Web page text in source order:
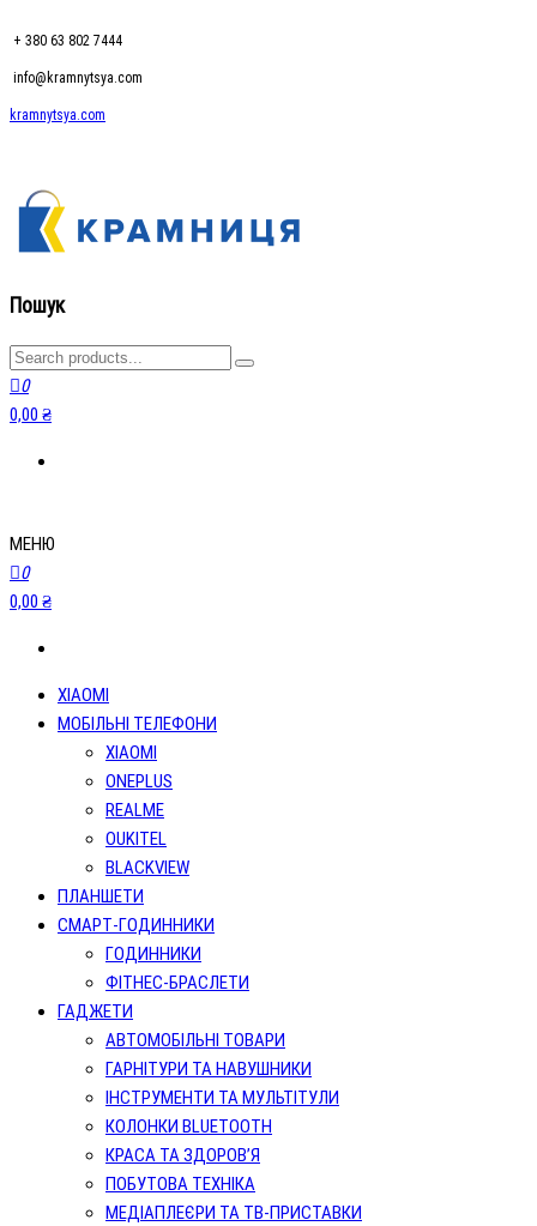
+ 380 63 802 7444
info@kramnytsya.com
kramnytsya.com
kramnytsya.com
Розумний вибір
Пошук
0
0,00 ₴
МЕНЮ
0
0,00 ₴
XIAOMI
МОБІЛЬНІ ТЕЛЕФОНИ
XIAOMI
ONEPLUS
REALME
OUKITEL
BLACKVIEW
ПЛАНШЕТИ
СМАРТ-ГОДИННИКИ
ГОДИННИКИ
ФІТНЕС-БРАСЛЕТИ
ГАДЖЕТИ
АВТОМОБІЛЬНІ ТОВАРИ
ГАРНІТУРИ ТА НАВУШНИКИ
ІНСТРУМЕНТИ ТА МУЛЬТІТУЛИ
КОЛОНКИ BLUETOOTH
КРАСА ТА ЗДОРОВ’Я
ПОБУТОВА ТЕХНІКА
МЕДІАПЛЕЄРИ ТА ТВ-ПРИСТАВКИ